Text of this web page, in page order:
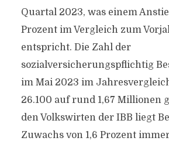
Quartal 2023, was einem
Prozent im Vergleich zum
entspricht. Die Zahl der
sozialversicherungspflichtig
im Mai 2023 im
26.100 auf rund 1,67 Millionen
den Volkswirten der IBB liegt
Zuwachs von 1,6 Prozent